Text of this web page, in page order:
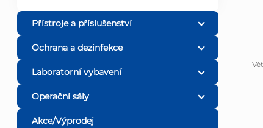
Přístroje a příslušenství
Ochrana a dezinfekce
Laboratorní vybavení
Operační sály
Akce/Výprodej